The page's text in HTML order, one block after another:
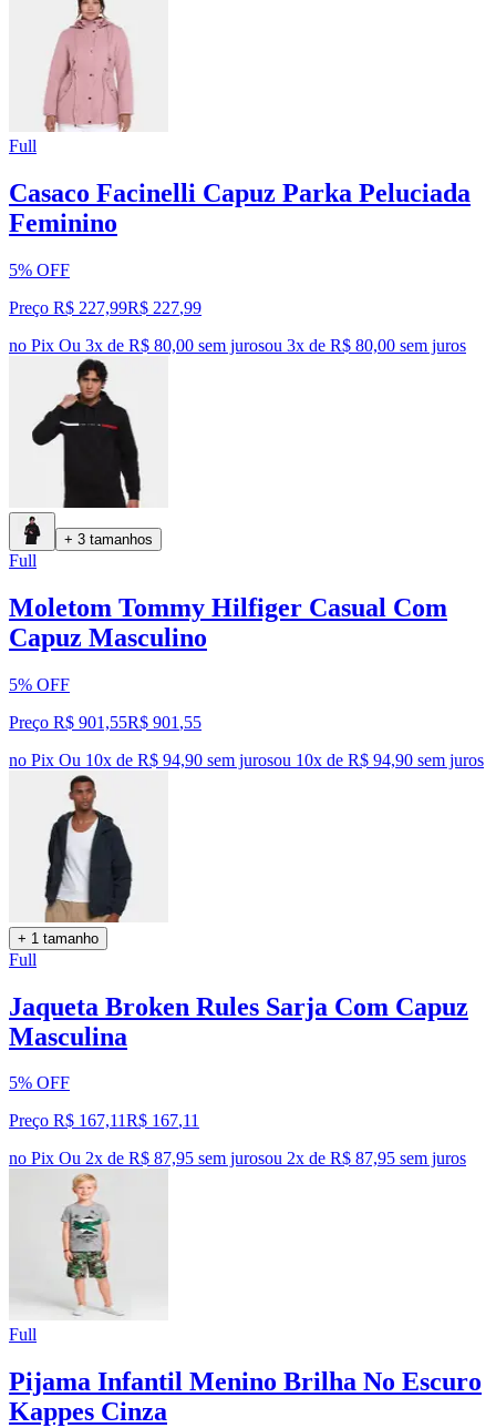
Full
Casaco Facinelli Capuz Parka Peluciada
Feminino
5% OFF
Preço R$ 227,99R$ 227,99
no Pix Ou 3x de R$ 80,00 sem jurosou 3x de R$ 80,00 sem juros
+ 3 tamanhos
Full
Moletom Tommy Hilfiger Casual Com
Capuz Masculino
5% OFF
Preço R$ 901,55R$ 901 ,55
no Pix Ou 10x de R$ 94,90 sem jurosou 10x de R$ 94,90 sem juros
+ 1 tamanho
Full
Jaqueta Broken Rules Sarja Com Capuz
Masculina
5% OFF
Preço R$ 167,11R$ 167,11
no Pix Ou 2x de R$ 87,95 sem jurosou 2x de R$ 87,95 sem juros
Full
Pijama Infantil Menino Brilha No Escuro
Kappes Cinza